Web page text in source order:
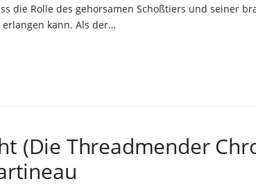
die Rolle des gehorsamen Schoßtiers und seiner
kann. Als der…
(Die Threadmender